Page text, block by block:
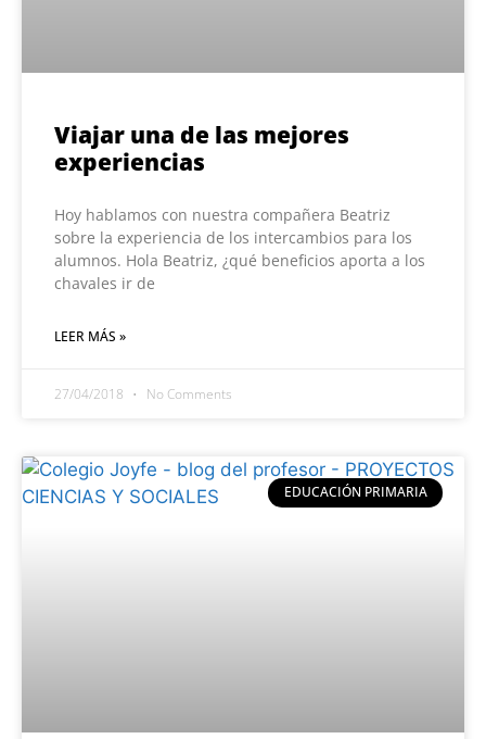
Viajar una de las mejores
experiencias
Hoy hablamos con nuestra compañera Beatriz
sobre la experiencia de los intercambios para los
alumnos. Hola Beatriz, ¿qué beneficios aporta a los
chavales ir de
LEER MÁS »
27/04/2018 No Comments
EDUCACIÓN PRIMARIA